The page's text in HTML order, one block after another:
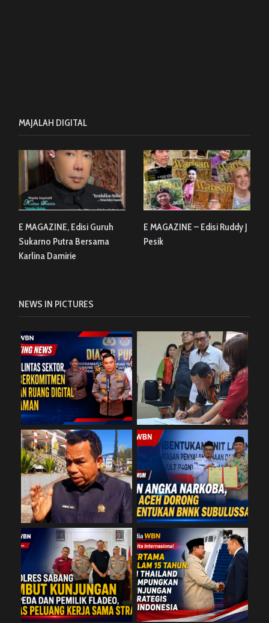
MAJALAH DIGITAL
E MAGAZINE, Edisi Guruh
Sukarno Putra Bersama
Karlina Damirie
E MAGAZINE – Edisi Ruddy J
Pesik
NEWS IN PICTURES